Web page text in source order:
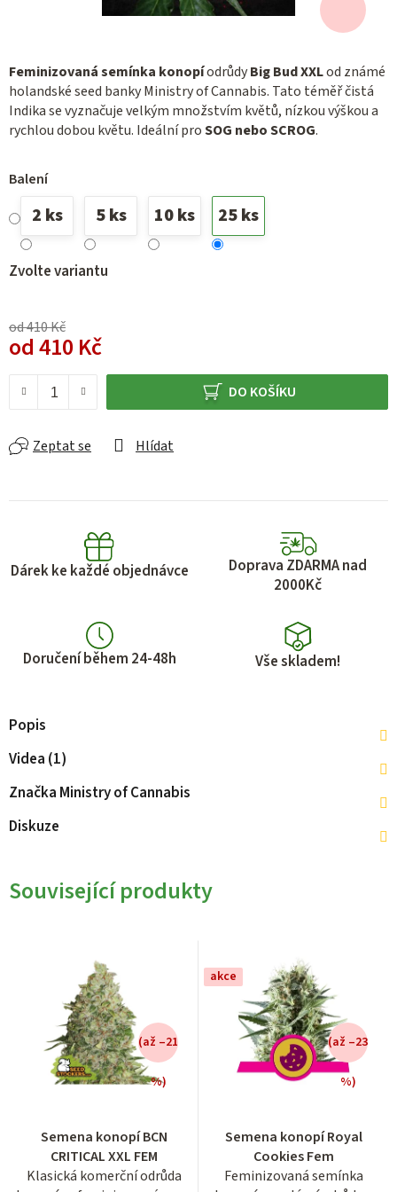
Feminizovaná semínka konopíodrůdyBig Bud XXLod známé
holandské seed banky Ministry of Cannabis. Tato téměř čistá
Indika se vyznačuje velkým množstvím květů, nízkou výškou a
rychlou dobou květu. Ideální proSOG nebo SCROG.
Balení
2 ks 5 ks 10 ks 25 ks
Zvolte variantu
od 410 Kč
od410 Kč
DO KOŠÍKU
Zeptat se Hlídat
Dárek ke každé objednávce
Doprava ZDARMA nad
2000Kč
Doručení během 24-48h Vše skladem!
Popis
Videa (1)
Značka Ministry of Cannabis
Diskuze
Související produkty
Semena konopí BCN
CRITICAL XXL FEM
Klasická komerční odrůda
hodnocení
produktu
je
(až –21
%)
akce
Semena konopí Royal
Cookies Fem
Feminizovaná semínka
hodnocení
produktu
je
(až –23
%)